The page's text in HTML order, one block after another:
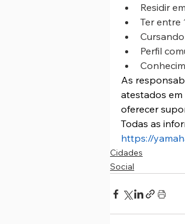
Residir
Ter entre
Perfil
As
atestados
oferecer
Todas as
https://
Cidades
Social